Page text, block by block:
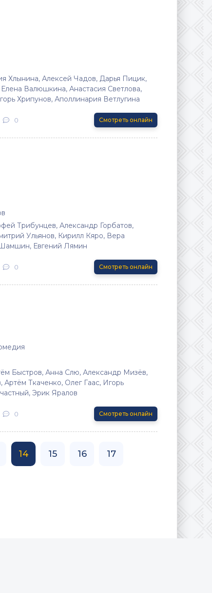
Хлынина, Алексей Чадов, Дарья Пицик,
Валюшкина, Анастасия Светлова,
Хрипунов, Аполлинария Ветлугина
0 Смотреть онлайн
Трибунцев, Александр Горбатов,
Ульянов, Кирилл Кяро, Вера
Евгений Лямин
0 Смотреть онлайн
Быстров, Анна Слю, Александр Мизёв,
Ткаченко, Олег Гаас, Игорь
Эрик Яралов
0 Смотреть онлайн
14 15 16 17